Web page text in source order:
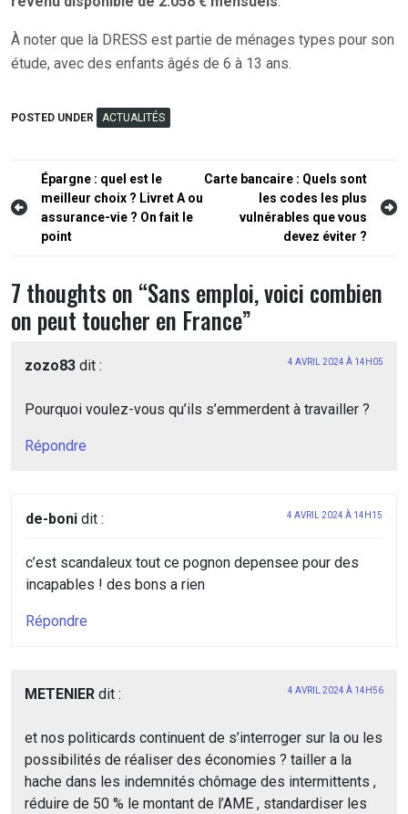
À noter que la DRESS est partie de ménages types pour son
étude, avec des enfants âgés de 6 à 13 ans.
POSTED UNDER ACTUALITÉS
Navigation
de
l’article
Épargne : quel est le
meilleur choix ? Livret A ou
assurance-vie ? On fait le
point
Carte bancaire : Quels sont
les codes les plus
vulnérables que vous
devez éviter ?
7 thoughts on “Sans emploi, voici combien
on peut toucher en France”
zozo83 dit : 4 AVRIL 2024 À 14H05
Pourquoi voulez-vous qu’ils s’emmerdent à travailler ?
Répondre
de-boni dit : 4 AVRIL 2024 À 14H15
c’est scandaleux tout ce pognon depensee pour des
incapables ! des bons a rien
Répondre
METENIER dit : 4 AVRIL 2024 À 14H56
et nos politicards continuent de s’interroger sur la ou les
possibilités de réaliser des économies ? tailler a la
hache dans les indemnités chômage des intermittents ,
réduire de 50 % le montant de l’AME , standardiser les